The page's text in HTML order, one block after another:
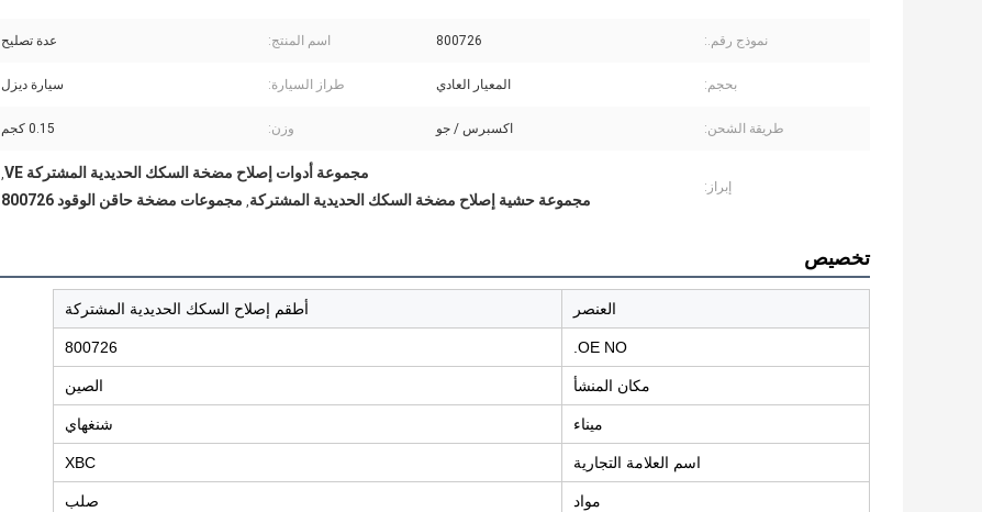
نموذج رقم.: 800726 اسم المنتج: عدة تصليح
بحجم: المعيار العادي طراز السيارة: سيارة ديزل
طريقة الشحن: اكسبرس / جو وزن: 0.15 كجم
إبراز:
مجموعة أدوات إصلاح مضخة السكك الحديدية المشتركة VE ,
مجموعة حشية إصلاح مضخة السكك الحديدية المشتركة, مجموعات مضخة حاقن الوقود 800726
تخصيص
العنصر أطقم إصلاح السكك الحديدية المشتركة
OE NO.
800726
مكان المنشأ الصين
ميناء شنغهاي
اسم العلامة التجارية XBC
مواد صلب